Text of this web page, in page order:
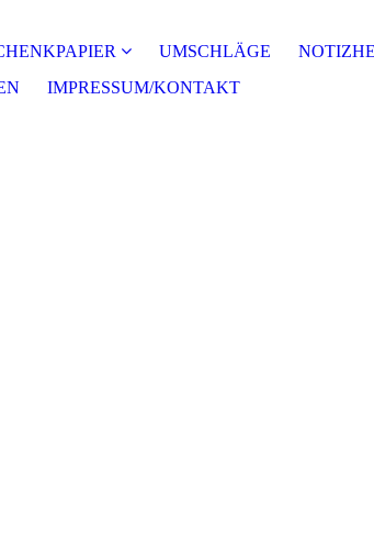
UMSCHLÄGE
IMPRESSUM/KONTAKT